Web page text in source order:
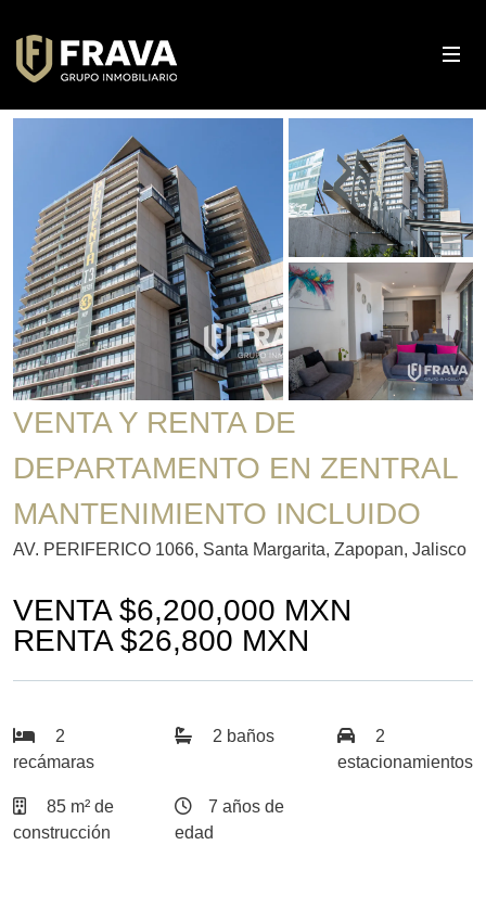
VENTA Y RENTA DE
DEPARTAMENTO EN ZENTRAL
MANTENIMIENTO INCLUIDO
AV. PERIFERICO 1066, Santa Margarita, Zapopan, Jalisco
VENTA $6,200,000 MXN
RENTA $26,800 MXN
2
recámaras
2 baños
2
estacionamientos
85 m² de
construcción
7 años de
edad